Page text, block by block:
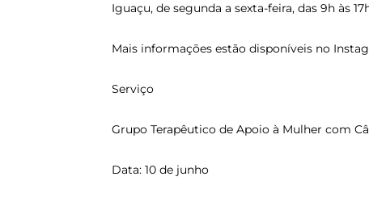
Iguaçu, de segunda a sexta-feira, das 9h às
Mais informações estão disponíveis no
Serviço
Grupo Terapêutico de Apoio à Mulher com
Data: 10 de junho